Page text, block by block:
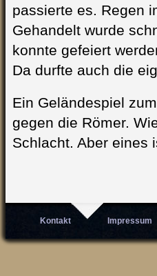
passierte es. Regen
Gehandelt wurde
konnte gefeiert
Da durfte auch die
Ein Geländespiel
gegen die Römer.
Schlacht. Aber eines
Kontakt Impressum